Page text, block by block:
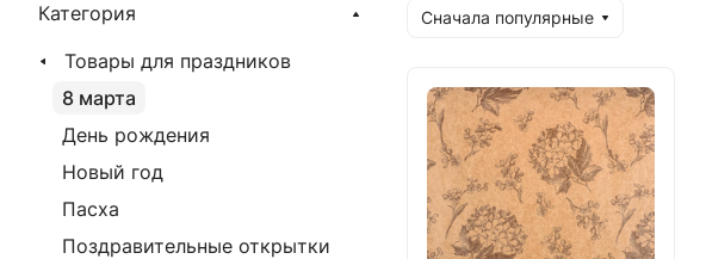
Сначала популярные
Категория
Товары для праздников
8 марта
День рождения
Новый год
Пасха
Поздравительные открытки